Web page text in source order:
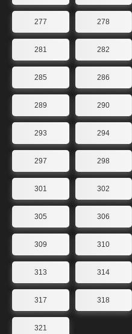
277 278
281 282
285 286
289 290
293 294
297 298
301 302
305 306
309 310
313 314
317 318
321